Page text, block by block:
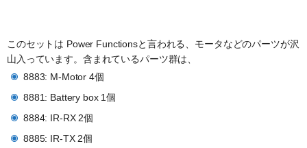
このセットは Power Functionsと言われる、モータなどのパーツが沢
山入っています。含まれているパーツ群は、
8883: M-Motor 4個
8881: Battery box 1個
8884: IR-RX 2個
8885: IR-TX 2個